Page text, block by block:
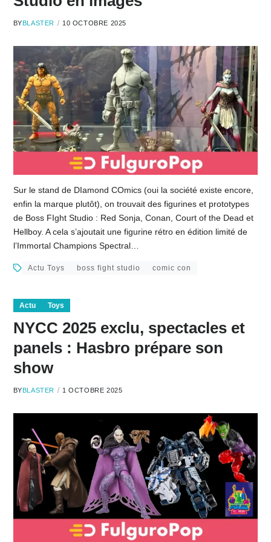
BYBLASTER 10 OCTOBRE 2025
Sur le stand de DIamond COmics (oui la société existe encore,
enfin la marque plutôt), on trouvait des figurines et prototypes
de Boss FIght Studio : Red Sonja, Conan, Court of the Dead et
Hellboy. A cela s’ajoutait une figurine rétro en édition limité de
l’Immortal Champions Spectral…
Actu Toys boss fight studio comic con
Actu Toys
NYCC 2025 exclu, spectacles et
panels : Hasbro prépare son
show
BYBLASTER 1 OCTOBRE 2025